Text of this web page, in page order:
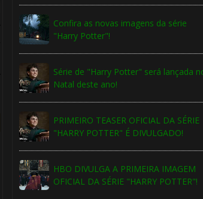
Confira as novas imagens da série
"Harry Potter"!
Série de "Harry Potter" será lançada
Natal deste ano!
PRIMEIRO TEASER OFICIAL DA SÉRIE
"HARRY POTTER" É DIVULGADO!
HBO DIVULGA A PRIMEIRA IMAGEM
OFICIAL DA SÉRIE "HARRY POTTER"!
1️⃣ 8️⃣